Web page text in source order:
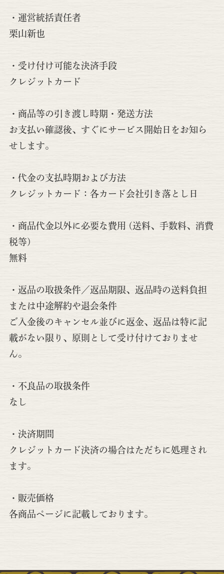
・運営統括責任者
栗山新也
・受け付け可能な決済手段
クレジットカード
・商品等の引き渡し時期・発送方法
お支払い確認後、すぐにサービス開始日をお知ら
せします。
・代金の支払時期および方法
クレジットカード：各カード会社引き落とし日
・商品代金以外に必要な費用 (送料、手数料、消費
税等)
無料
・返品の取扱条件／返品期限、返品時の送料負担
または中途解約や退会条件
ご入金後のキャンセル並びに返金、返品は特に記
載がない限り、原則として受け付けておりませ
ん。
・不良品の取扱条件
なし
・決済期間
クレジットカード決済の場合はただちに処理され
ます。
・販売価格
各商品ページに記載しております。